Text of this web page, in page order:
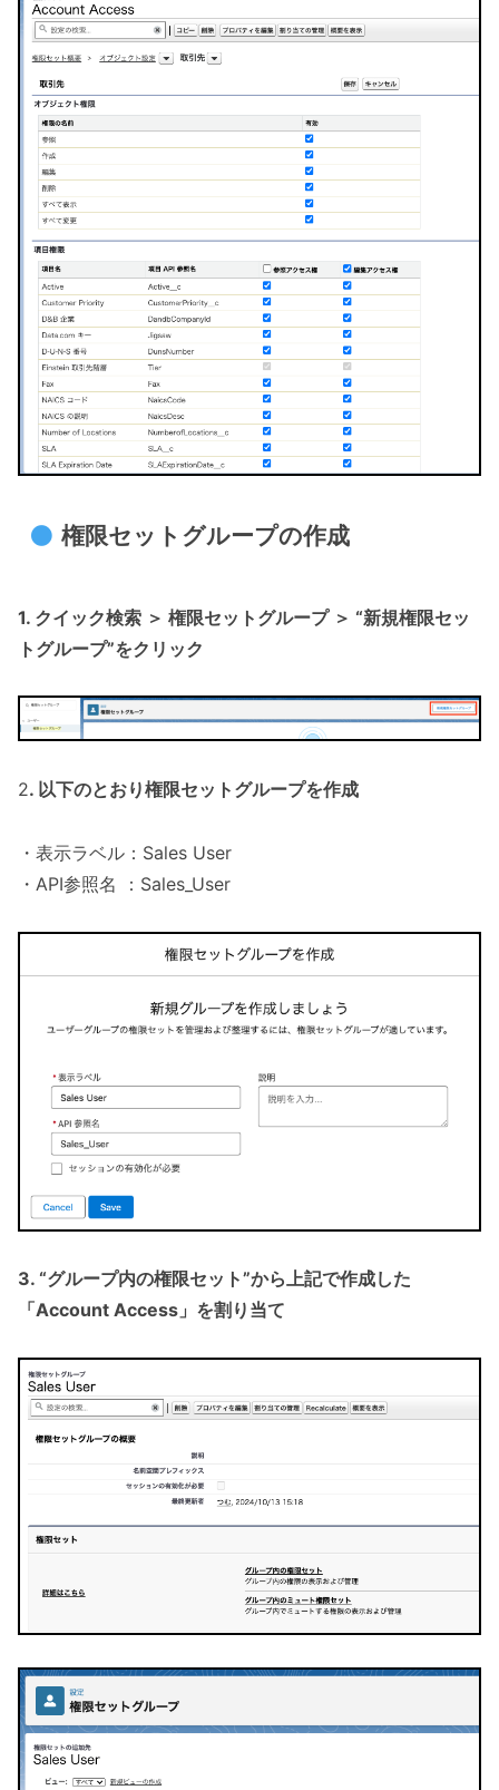
権限セットグループの作成
1. クイック検索 ＞ 権限セットグループ ＞ “新規権限セッ
トグループ”をクリック
2. 以下のとおり権限セットグループを作成
・表示ラベル：Sales User
・API参照名 ：Sales_User
3. “グループ内の権限セット”から上記で作成した
「Account Access」を割り当て